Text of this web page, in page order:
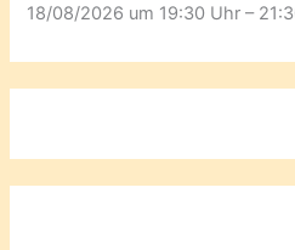
18/08/2026 um 19:30 Uhr –